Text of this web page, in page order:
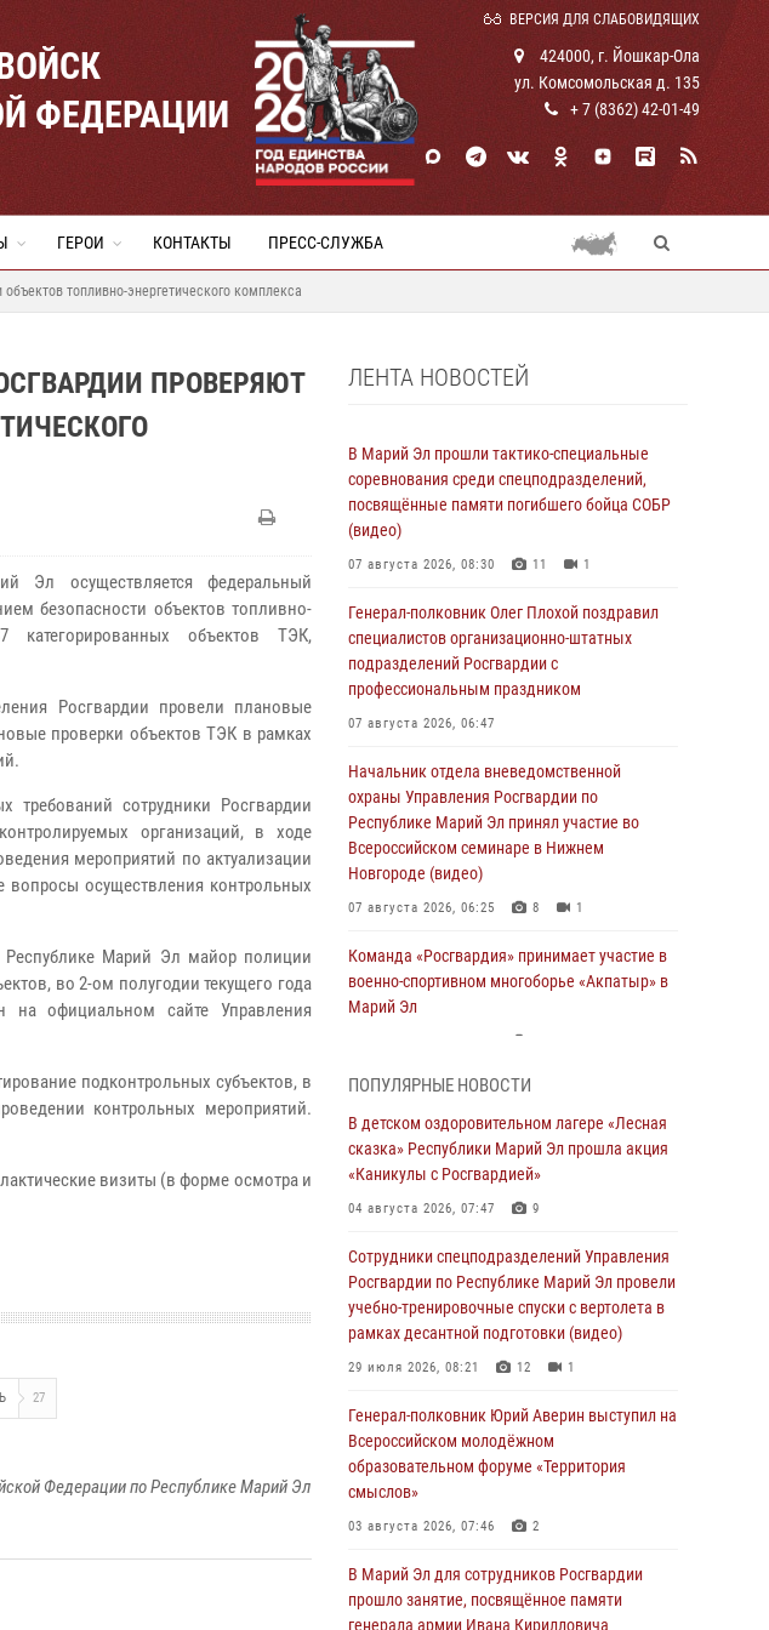
ВЕРСИЯ ДЛЯ СЛАБОВИДЯЩИХ
ФЕДЕРАЦИИ
424000, г. Йошкар-Ола
ул. Комсомольская д. 135
+ 7 (8362) 42-01-49
ГЕРОИ КОНТАКТЫ ПРЕСС-СЛУЖБА
топливно-энергетического комплекса
ПРОВЕРЯЮТ
Эл осуществляется федеральный
безопасности объектов топливно-
категорированных объектов ТЭК,
Росгвардии провели плановые
проверки объектов ТЭК в рамках
требований сотрудники Росгвардии
организаций, в ходе
мероприятий по актуализации
вопросы осуществления контрольных
Республике Марий Эл майор полиции
во 2-ом полугодии текущего года
на официальном сайте Управления
подконтрольных субъектов, в
контрольных мероприятий.
визиты (в форме осмотра и
27
Федерации по Республике Марий Эл
ЛЕНТА НОВОСТЕЙ
В Марий Эл прошли тактико-специальные
соревнования среди спецподразделений,
посвящённые памяти погибшего бойца СОБР
(видео)
07 августа 2026, 08:30 11 1
Генерал-полковник Олег Плохой поздравил
специалистов организационно-штатных
подразделений Росгвардии с
профессиональным праздником
07 августа 2026, 06:47
Начальник отдела вневедомственной
охраны Управления Росгвардии по
Республике Марий Эл принял участие во
Всероссийском семинаре в Нижнем
Новгороде (видео)
07 августа 2026, 06:25 8 1
Команда «Росгвардия» принимает участие в
военно-спортивном многоборье «Акпатыр» в
Марий Эл
Представитель вневедомственной охраны
Управления Росгвардии по Республике
Марий Эл принял участие в учебно-
методическом сборе Росгвардии в Ижевске
06 августа 2026, 09:37 10
В Марий Эл сотрудники ЛРР Росгвардии за
прошедший месяц провели более 90
проверок мест хранения гражданского
06 августа 2026, 08:00
В Марий Эл сотрудники вневедомственной
охраны Росгвардии за прошедший месяц
задержали 19 нарушителей
05 августа 2026, 09:44
прошло занятие, посвящённое памяти
генерала армии Ивана Кирилловича
ПОПУЛЯРНЫЕ НОВОСТИ
В детском оздоровительном лагере «Лесная
сказка» Республики Марий Эл прошла акция
«Каникулы с Росгвардией»
04 августа 2026, 07:47 9
Сотрудники спецподразделений Управления
Росгвардии по Республике Марий Эл провели
учебно-тренировочные спуски с вертолета в
рамках десантной подготовки (видео)
29 июля 2026, 08:21 12 1
Генерал-полковник Юрий Аверин выступил на
Всероссийском молодёжном
образовательном форуме «Территория
смыслов»
03 августа 2026, 07:46 2
В Марий Эл для сотрудников Росгвардии
прошло занятие, посвящённое памяти
генерала армии Ивана Кирилловича